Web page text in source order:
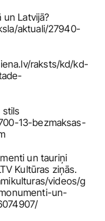
Latvijā?
aktuali/27940-
raksts/kd/kd-
stils
13-bezmaksas-
un tauriņi
Kultūras ziņās.
videos/g
un-